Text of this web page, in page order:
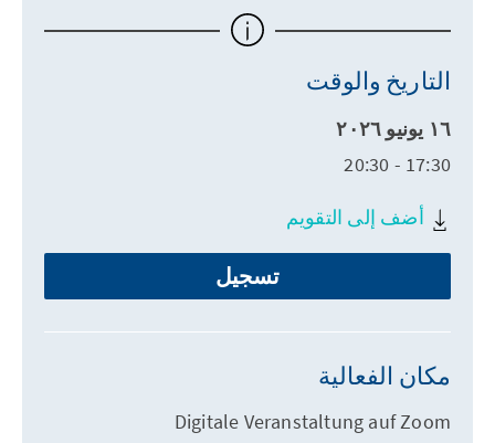
التاريخ والوقت
١٦ يونيو ٢٠٢٦
17:30 - 20:30
أضف إلى التقويم
تسجيل
مكان الفعالية
Digitale Veranstaltung auf Zoom